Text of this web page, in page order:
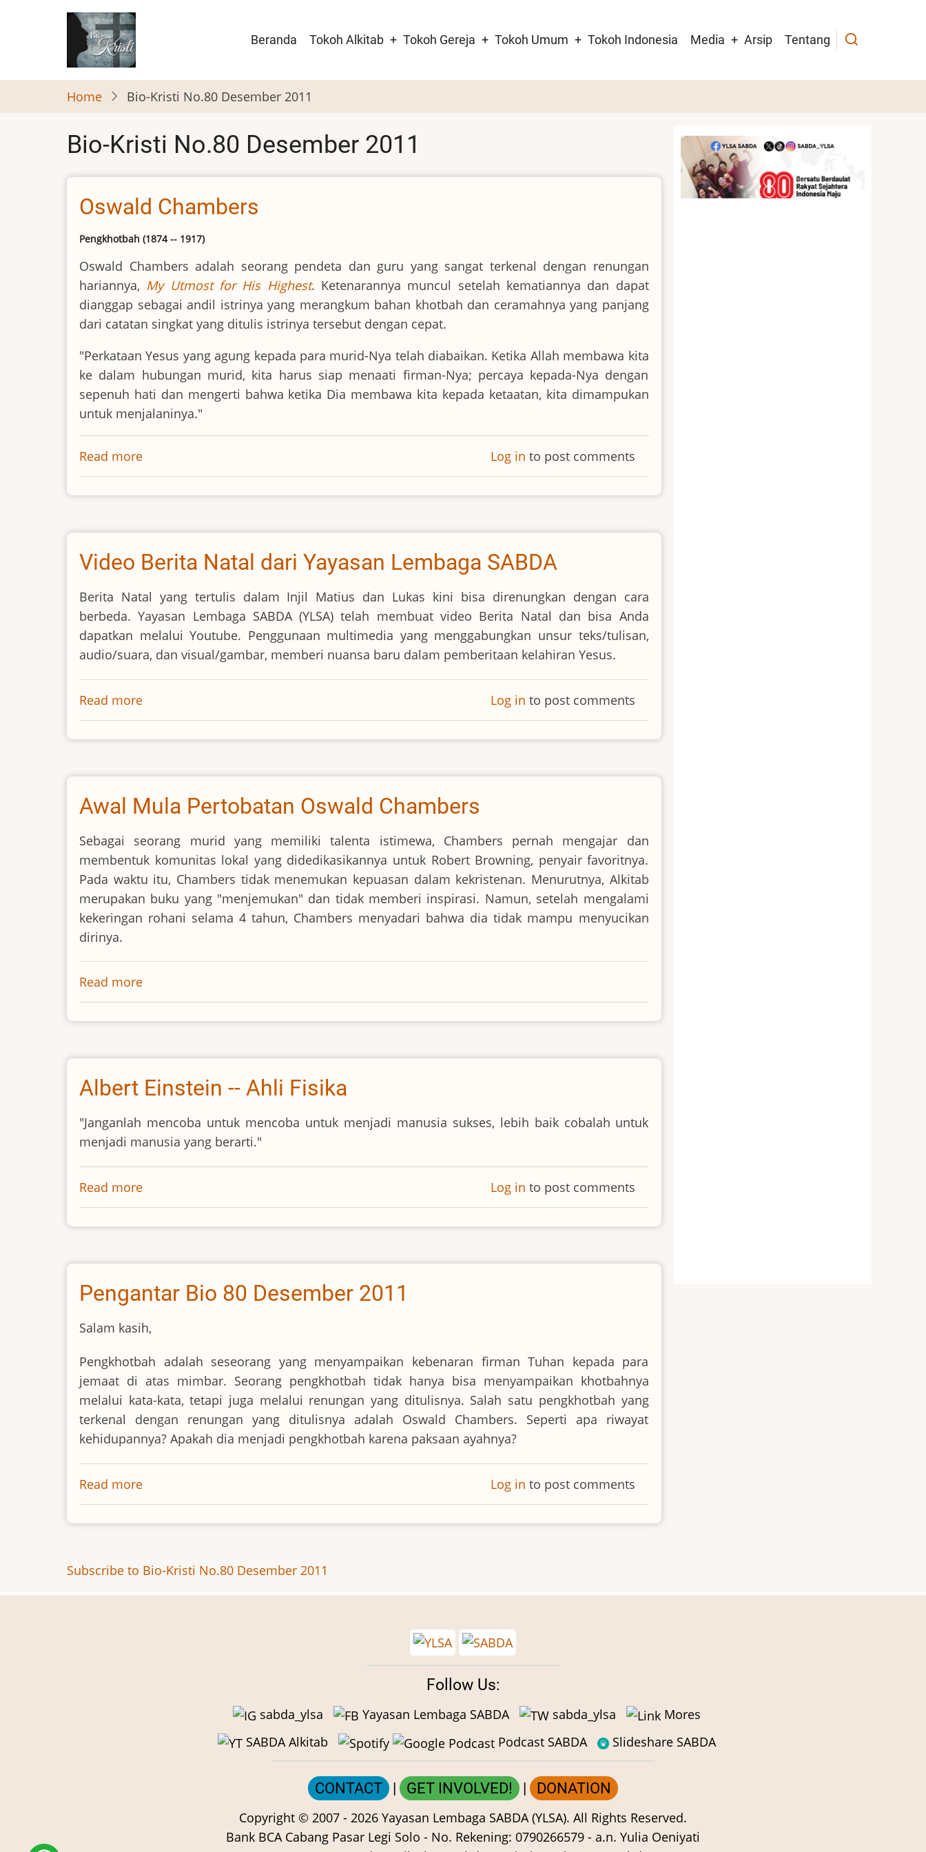
Main
Beranda Tokoh Alkitab Tokoh Gereja Tokoh Umum Tokoh Indonesia Media Arsip Tentang
Home Bio-Kristi No.80 Desember 2011
Bio-Kristi No.80 Desember 2011
Oswald Chambers
Pengkhotbah (1874 -- 1917)
Oswald Chambers adalah seorang pendeta dan guru yang sangat terkenal dengan renungan
hariannya, My Utmost for His Highest. Ketenarannya muncul setelah kematiannya dan dapat
dianggap sebagai andil istrinya yang merangkum bahan khotbah dan ceramahnya yang panjang
dari catatan singkat yang ditulis istrinya tersebut dengan cepat.
"Perkataan Yesus yang agung kepada para murid-Nya telah diabaikan. Ketika Allah membawa kita
ke dalam hubungan murid, kita harus siap menaati firman-Nya; percaya kepada-Nya dengan
sepenuh hati dan mengerti bahwa ketika Dia membawa kita kepada ketaatan, kita dimampukan
untuk menjalaninya."
Read more
Oswald
Chambers
Log in to post comments
Video Berita Natal dari Yayasan Lembaga SABDA
Berita Natal yang tertulis dalam Injil Matius dan Lukas kini bisa direnungkan dengan cara
berbeda. Yayasan Lembaga SABDA (YLSA) telah membuat video Berita Natal dan bisa Anda
dapatkan melalui Youtube. Penggunaan multimedia yang menggabungkan unsur teks/tulisan,
audio/suara, dan visual/gambar, memberi nuansa baru dalam pemberitaan kelahiran Yesus.
Read more
Video
Berita
dari
Yayasan
Lembaga
SABDA
Log in to post comments
Awal Mula Pertobatan Oswald Chambers
Sebagai seorang murid yang memiliki talenta istimewa, Chambers pernah mengajar dan
membentuk komunitas lokal yang didedikasikannya untuk Robert Browning, penyair favoritnya.
Pada waktu itu, Chambers tidak menemukan kepuasan dalam kekristenan. Menurutnya, Alkitab
merupakan buku yang "menjemukan" dan tidak memberi inspirasi. Namun, setelah mengalami
kekeringan rohani selama 4 tahun, Chambers menyadari bahwa dia tidak mampu menyucikan
dirinya.
Read more
Awal
Mula
Oswald
Chambers
Albert Einstein -- Ahli Fisika
"Janganlah mencoba untuk mencoba untuk menjadi manusia sukses, lebih baik cobalah untuk
menjadi manusia yang berarti."
Read more
Albert
Einstein
-
Ahli
Fisika
Log in to post comments
Pengantar Bio 80 Desember 2011
Salam kasih,
Pengkhotbah adalah seseorang yang menyampaikan kebenaran firman Tuhan kepada para
jemaat di atas mimbar. Seorang pengkhotbah tidak hanya bisa menyampaikan khotbahnya
melalui kata-kata, tetapi juga melalui renungan yang ditulisnya. Salah satu pengkhotbah yang
terkenal dengan renungan yang ditulisnya adalah Oswald Chambers. Seperti apa riwayat
kehidupannya? Apakah dia menjadi pengkhotbah karena paksaan ayahnya?
Read more
Pengantar
Bio
Desember
2011
Log in to post comments
Subscribe to Bio-Kristi No.80 Desember 2011
Follow Us:
sabda_ylsa Yayasan Lembaga SABDA sabda_ylsa
Mores
SABDA Alkitab
Podcast SABDA Slideshare SABDA
CONTACT | GET INVOLVED! | DONATION
Copyright © 2007 - 2026 Yayasan Lembaga SABDA (YLSA). All Rights Reserved.
Bank BCA Cabang Pasar Legi Solo - No. Rekening: 0790266579 - a.n. Yulia Oeniyati